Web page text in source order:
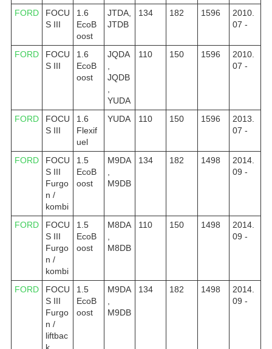
FORD
FOCU
S III
1.6
EcoB
oost
JTDA,
JTDB
134 182 1596
2010.
07 -
FORD
FOCU
S III
1.6
EcoB
oost
JQDA
JQDB
YUDA
110 150 1596
2010.
07 -
FORD
FOCU
S III
1.6
Flexif
uel
YUDA 110 150 1596
2013.
07 -
FORD
FOCU
S III
Furgo
n /
kombi
1.5
EcoB
oost
M9DA
M9DB
134 182 1498
2014.
09 -
FORD
FOCU
S III
Furgo
n /
kombi
1.5
EcoB
oost
M8DA
M8DB
110 150 1498
2014.
09 -
FORD
FOCU
S III
Furgo
n /
liftbac
k
1.5
EcoB
oost
M9DA
M9DB
134 182 1498
2014.
09 -